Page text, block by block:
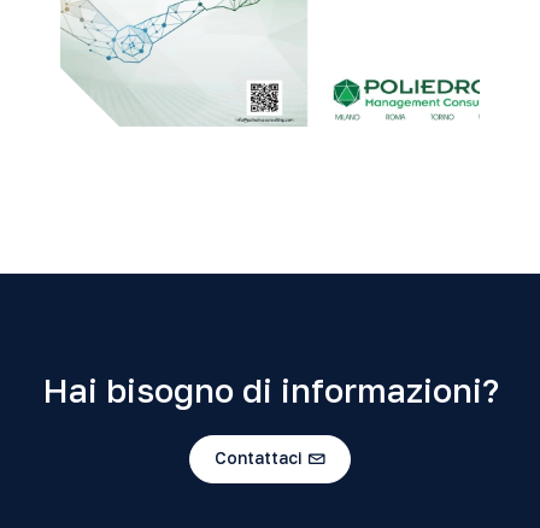
Hai bisogno di informazioni?
Contattaci